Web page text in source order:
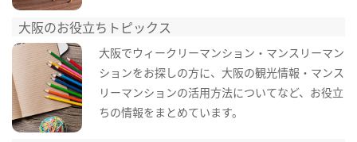
大阪のお役立ちトピックス
大阪でウィークリーマンション・マンスリーマン
ションをお探しの方に、大阪の観光情報・マンス
リーマンションの活用方法についてなど、お役立
ちの情報をまとめています。